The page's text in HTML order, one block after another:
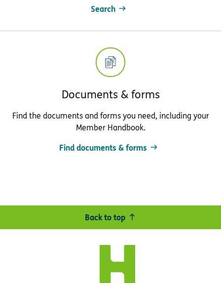
Search
Documents & forms
Find the documents and forms you need, including your
Member Handbook.
Find documents & forms
Back to top